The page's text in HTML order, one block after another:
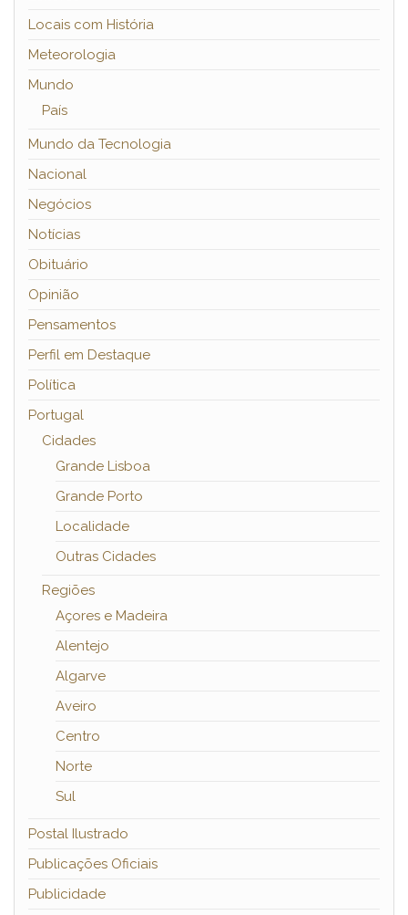
Locais com História
Meteorologia
Mundo
País
Mundo da Tecnologia
Nacional
Negócios
Notícias
Obituário
Opinião
Pensamentos
Perfil em Destaque
Política
Portugal
Cidades
Grande Lisboa
Grande Porto
Localidade
Outras Cidades
Regiões
Açores e Madeira
Alentejo
Algarve
Aveiro
Centro
Norte
Sul
Postal Ilustrado
Publicações Oficiais
Publicidade